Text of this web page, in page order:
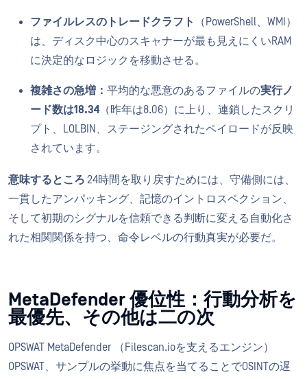
ファイルレスのトレードクラフト
（PowerShell、WMI）
は、ディスク中心のスキャナーが最も見えにくいRAM
に決定的なロジックを移動させる。
複雑さの急増： 平均的な悪意のあるファイルの実行ノ
ード数は18.34 （昨年は8.06）に上り、連鎖したスクリ
プト、LOLBIN、ステージングされたペイロードが反映
されています。
意味するところ 24時間を取り戻すためには、守備側には、
一貫したアンパッキング、記憶のイントロスペクション、
そして初期のシグナルを信頼できる判断に変える自動化さ
れた相関関係を持つ、命令レベルの行動真実が必要だ。
MetaDefender 優位性：行動分析を
最優先、その他は二の次
OPSWAT MetaDefender （Filescan.ioを支えるエンジン）
OPSWAT、サンプルの挙動に焦点を当てることでOSINTの遅